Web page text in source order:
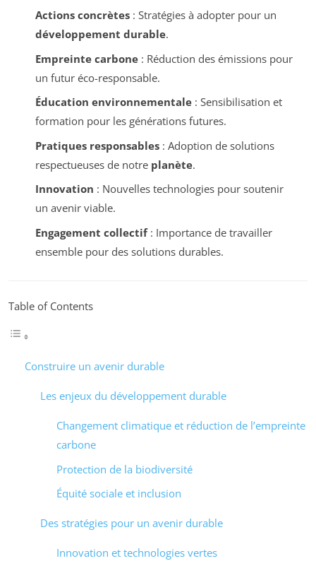
Actions concrètes: Stratégies à adopter pour un
développement durable.
Empreinte carbone: Réduction des émissions pour
un futur éco-responsable.
Éducation environnementale: Sensibilisation et
formation pour les générations futures.
Pratiques responsables: Adoption de solutions
respectueuses de notre planète.
Innovation : Nouvelles technologies pour soutenir
un avenir viable.
Engagement collectif: Importance de travailler
ensemble pour des solutions durables.
Table of Contents
Construire un avenir durable
Les enjeux du développement durable
Changement climatique et réduction de l’empreinte
carbone
Protection de la biodiversité
Équité sociale et inclusion
Des stratégies pour un avenir durable
Innovation et technologies vertes